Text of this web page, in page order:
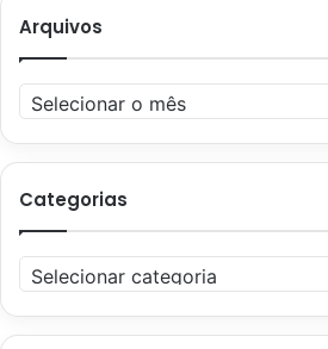
Arquivos
Arquivos
Categorias
Categorias